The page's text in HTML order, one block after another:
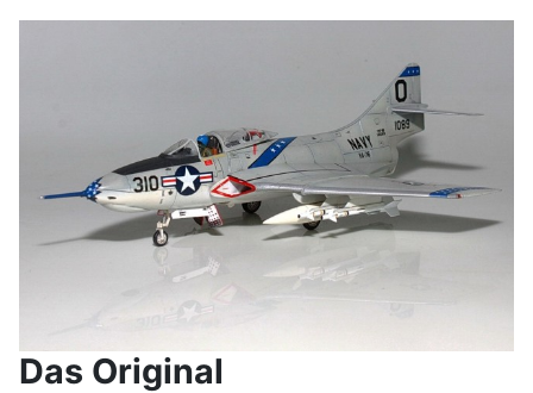
Das Original